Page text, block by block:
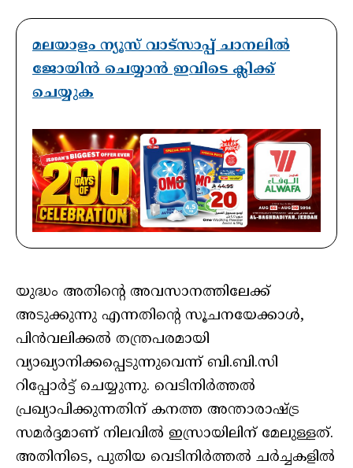
മലയാളം ന്യൂസ് വാട്സാപ്പ് ചാനലിൽ
ജോയിൻ ചെയ്യാൻ ഇവിടെ ക്ലിക്ക്
ചെയ്യുക
യുദ്ധം അതിന്റെ അവസാനത്തിലേക്ക്
അടുക്കുന്നു എന്നതിന്റെ സൂചനയേക്കാൾ,
പിൻവലിക്കൽ തന്ത്രപരമായി
വ്യാഖ്യാനിക്കപ്പെടുന്നുവെന്ന് ബി.ബി.സി
റിപ്പോർട്ട് ചെയ്യുന്നു. വെടിനിർത്തൽ
പ്രഖ്യാപിക്കുന്നതിന് കനത്ത അന്താരാഷ്ട്ര
സമർദ്ദമാണ് നിലവിൽ ഇസ്രായിലിന് മേലുള്ളത്.
അതിനിടെ, പുതിയ വെടിനിർത്തൽ ചർച്ചകളിൽ